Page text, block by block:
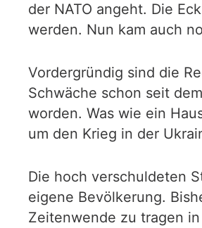
der NATO angeht. Die
werden. Nun kam auch
Vordergründig sind die
Schwäche schon seit
worden. Was wie ein
um den Krieg in der
Die hoch verschuldeten
eigene Bevölkerung.
Zeitenwende zu tragen